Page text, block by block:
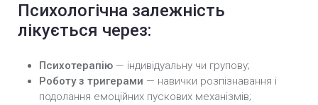
Психологічна залежність
лікується через:
Психотерапію — індивідуальну чи групову;
Роботу з тригерами — навички розпізнавання і
подолання емоційних пускових механізмів;